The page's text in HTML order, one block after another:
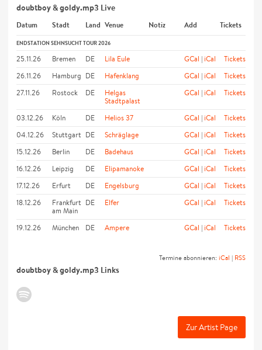
doubtboy & goldy.mp3 Live
Datum Stadt Land Venue Notiz Add Tickets
ENDSTATION SEHNSUCHT TOUR 2026
25.11.26 Bremen DE Lila Eule GCal |iCal
Tickets
26.11.26
Hamburg DE Hafenklang GCal |iCal
Tickets
27.11.26
Rostock DE
Helgas
Stadtpalast
GCal |iCal Tickets
03.12.26 Köln DE Helios 37 GCal |iCal
Tickets
04.12.26
Stuttgart DE Schräglage GCal |iCal
Tickets
15.12.26
Berlin DE Badehaus GCal |iCal
Tickets
16.12.26
Leipzig DE Elipamanoke GCal |iCal
Tickets
17.12.26
Erfurt DE Engelsburg GCal |iCal
Tickets
18.12.26
Frankfurt
am Main
DE Elfer GCal |iCal Tickets
19.12.26 München DE Ampere GCal |iCal Tickets
Termine abonnieren: iCal | RSS
doubtboy & goldy.mp3 Links
Zur Artist Page